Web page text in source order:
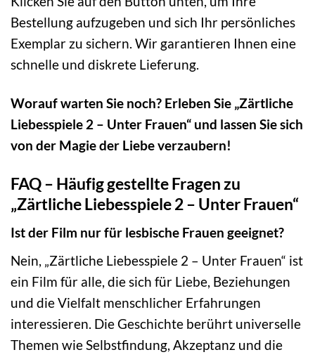
Bestellung aufzugeben und sich Ihr persönliches
Exemplar zu sichern. Wir garantieren Ihnen eine
schnelle und diskrete Lieferung.
Worauf warten Sie noch? Erleben Sie „Zärtliche
Liebesspiele 2 – Unter Frauen“ und lassen Sie sich
von der Magie der Liebe verzaubern!
FAQ – Häufig gestellte Fragen zu
„Zärtliche Liebesspiele 2 – Unter Frauen“
Ist der Film nur für lesbische Frauen geeignet?
Nein, „Zärtliche Liebesspiele 2 – Unter Frauen“ ist
ein Film für alle, die sich für Liebe, Beziehungen
und die Vielfalt menschlicher Erfahrungen
interessieren. Die Geschichte berührt universelle
Themen wie Selbstfindung, Akzeptanz und die